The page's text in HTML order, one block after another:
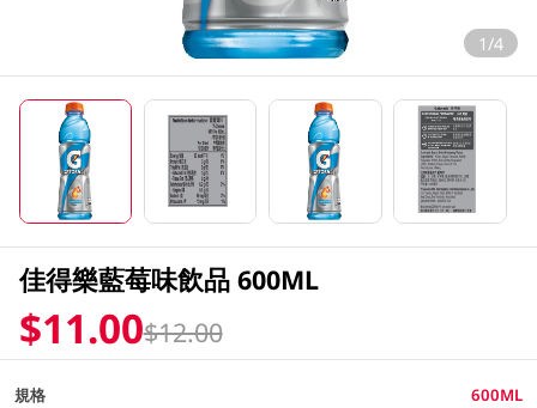
1/4
佳得樂藍莓味飲品 600ML
$11.00$12.00
規格 600ML